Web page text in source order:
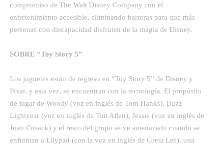
compromiso de The Walt Disney Company con el
entretenimiento accesible, eliminando barreras para que más
personas con discapacidad disfruten de la magia de Disney.
SOBRE “Toy Story 5”
Los juguetes están de regreso en “Toy Story 5” de Disney y
Pixar, y esta vez, se encuentran con la tecnología. El propósito
de jugar de Woody (voz en inglés de Tom Hanks), Buzz
Lightyear (voz en inglés de Tim Allen), Jessie (voz en inglés de
Joan Cusack) y el resto del grupo se ve amenazado cuando se
enfrentan a Lilypad (con la voz en inglés de Greta Lee), una